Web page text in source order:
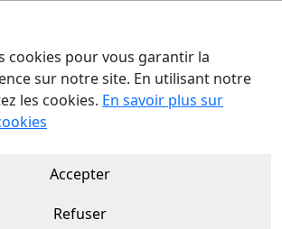
l'IA a trouvé à qui
charge vos opérations métier en
les résultats. Nous orchestrons le
cookies pour vous garantir la
sur notre site. En utilisant notre
les cookies. En savoir plus sur
Refuser
Accepter